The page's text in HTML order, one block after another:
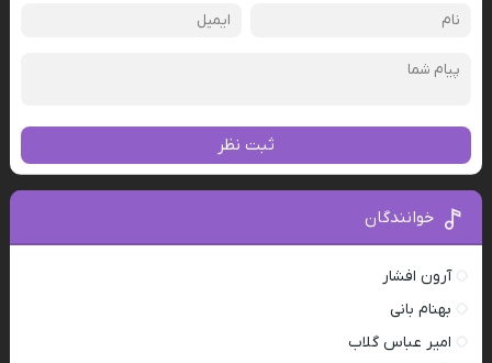
ثبت نظر
خوانندگان
آرون افشار
بهنام بانی
امیر عباس گلاب